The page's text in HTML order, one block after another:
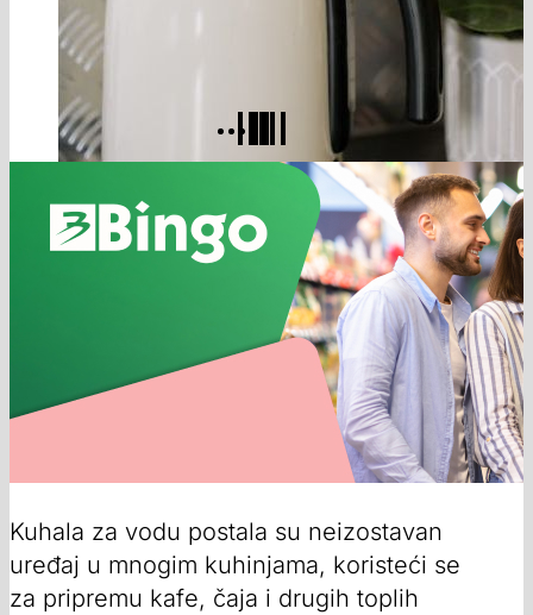
Kuhala za vodu postala su neizostavan
uređaj u mnogim kuhinjama, koristeći se
za pripremu kafe, čaja i drugih toplih